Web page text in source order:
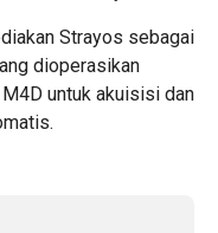
Strayos sebagai
dioperasikan
untuk akuisisi dan